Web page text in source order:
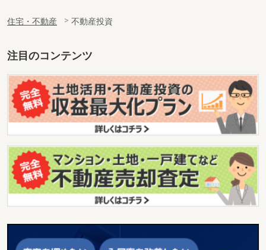
住宅・不動産 不動産投資
注目のコンテンツ